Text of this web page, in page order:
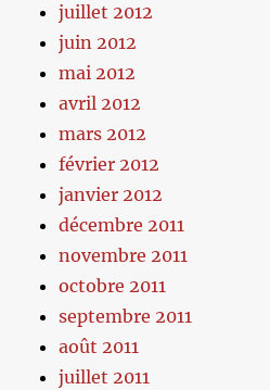
juillet 2012
juin 2012
mai 2012
avril 2012
mars 2012
février 2012
janvier 2012
décembre 2011
novembre 2011
octobre 2011
septembre 2011
août 2011
juillet 2011